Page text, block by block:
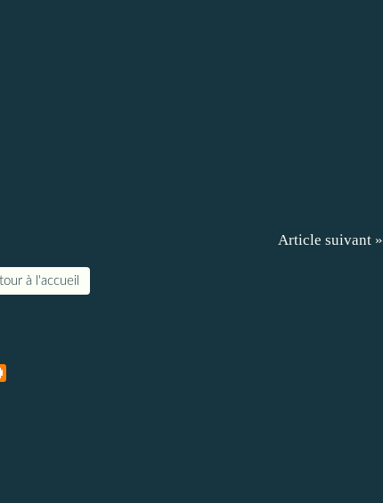
Article suivant »
à l'accueil